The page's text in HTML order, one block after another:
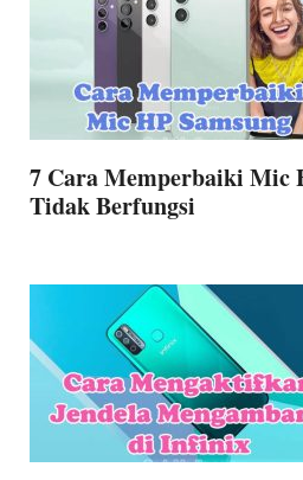
7 Cara Memperbaiki Mic
Tidak Berfungsi